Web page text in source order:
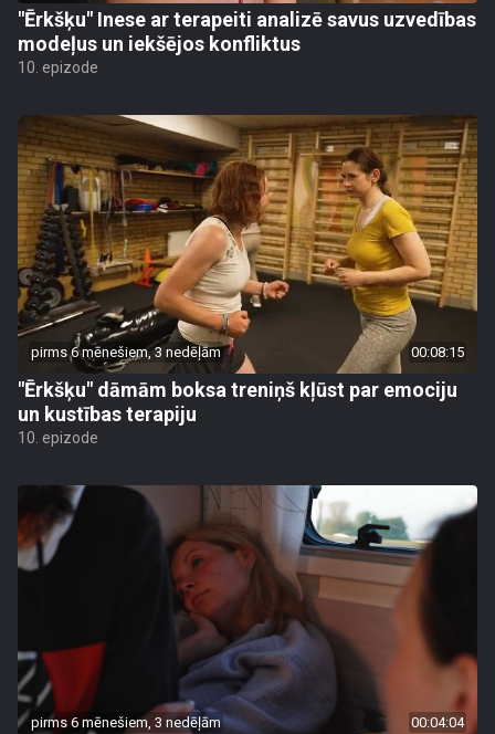
"Ērkšķu" Inese ar terapeiti analizē savus uzvedības
modeļus un iekšējos konfliktus
10. epizode
pirms 6 mēnešiem, 3 nedēļām 00:08:15
"Ērkšķu" dāmām boksa treniņš kļūst par emociju
un kustības terapiju
10. epizode
pirms 6 mēnešiem, 3 nedēļām 00:04:04